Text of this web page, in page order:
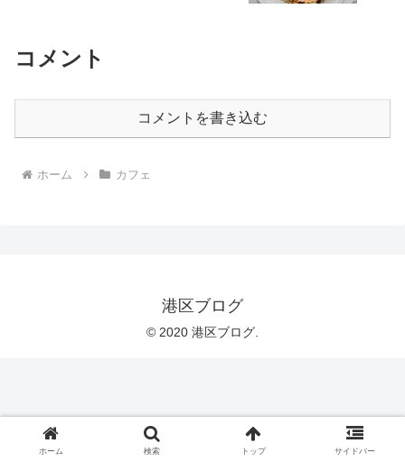
コメント
コメントを書き込む
ホーム カフェ
港区ブログ
© 2020 港区ブログ.
ホーム 検索 トップ サイドバー